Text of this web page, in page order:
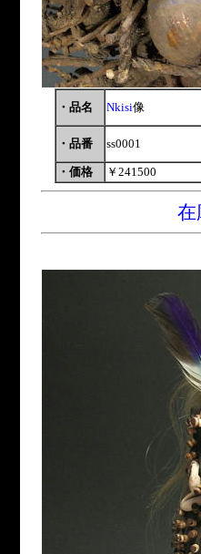
・品名 Nkisi像
・品番 ss0001
・価格 ￥241500
在